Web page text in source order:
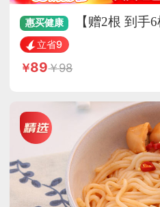
惠买健康
【赠2根 到手
00g/根*4根
立省9
89 98